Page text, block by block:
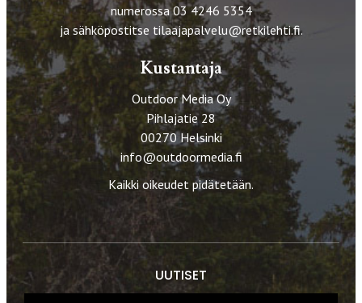
numerossa 03 4246 5354
ja sähköpostitse tilaajapalvelu@retkilehti.fi.
Kustantaja
Outdoor Media Oy
Pihlajatie 28
00270 Helsinki
info@outdoormedia.fi
Kaikki oikeudet pidätetään.
UUTISET